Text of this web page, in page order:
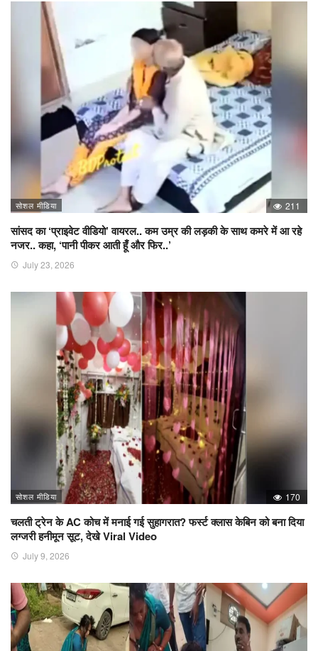
सोशल मीडिया 211
सांसद का ‘प्राइवेट वीडियो’ वायरल.. कम उम्र की लड़की के साथ कमरे में आ रहे
नजर.. कहा, ‘पानी पीकर आती हूँ और फिर..’
July 23, 2026
सोशल मीडिया 170
चलती ट्रेन के AC कोच में मनाई गई सुहागरात? फर्स्ट क्लास केबिन को बना दिया
लग्जरी हनीमून सूट, देखे Viral Video
July 9, 2026